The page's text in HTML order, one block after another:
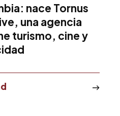
nace Tornus
una agencia
turismo, cine y